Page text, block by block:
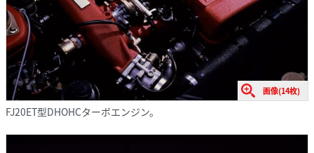
画像(14枚)
FJ20ET型DHOHCターボエンジン。